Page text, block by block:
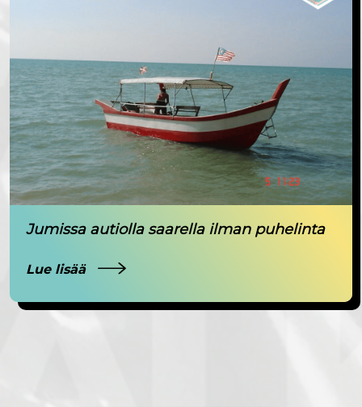
Jumissa autiolla saarella ilman puhelinta
Lue lisää